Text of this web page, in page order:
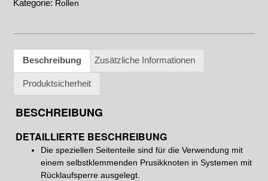
Kategorie: Rollen
Beschreibung Zusätzliche Informationen
Produktsicherheit
BESCHREIBUNG
DETAILLIERTE BESCHREIBUNG
Die speziellen Seitenteile sind für die Verwendung mit
einem selbstklemmenden Prusikknoten in Systemen mit
Rücklaufsperre ausgelegt.